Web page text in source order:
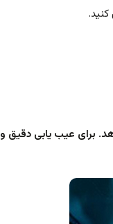
برای عیب یابی دقیق و